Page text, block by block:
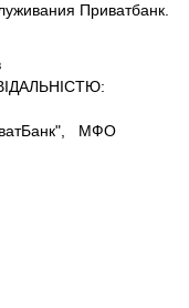
Приватбанк.
МФО